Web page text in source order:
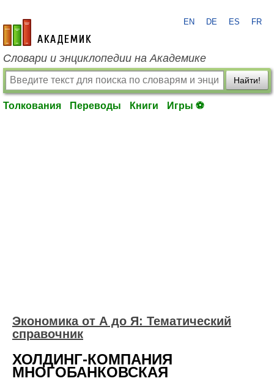
academic.ru
EN DE ES FR
Словари и энциклопедии на Академике
Найти!
Толкования Переводы Книги Игры ⚽
Экономика от А до Я: Тематический
справочник
ХОЛДИНГ-КОМПАНИЯ
МНОГОБАНКОВСКАЯ